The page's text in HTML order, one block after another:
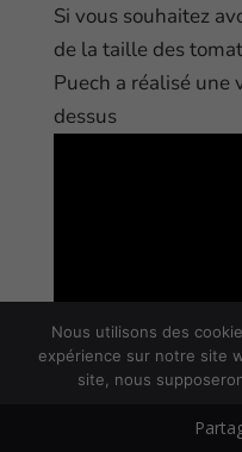
Si vous souhaitez
de la taille des
Puech a réalisé une
dessus
Nous utilisons des
expérience sur notre site
site, nous